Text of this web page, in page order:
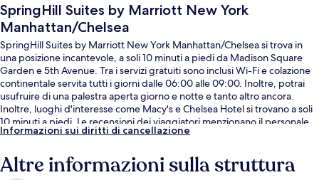
SpringHill Suites by Marriott New York
Manhattan/Chelsea
SpringHill Suites by Marriott New York Manhattan/Chelsea si trova in
una posizione incantevole, a soli 10 minuti a piedi da Madison Square
Garden e 5th Avenue. Tra i servizi gratuiti sono inclusi Wi-Fi e colazione
continentale servita tutti i giorni dalle 06:00 alle 09:00. Inoltre, potrai
usufruire di una palestra aperta giorno e notte e tanto altro ancora.
Inoltre, luoghi d'interesse come Macy's e Chelsea Hotel si trovano a soli
10 minuti a piedi. Le recensioni dei viaggiatori menzionano il personale
gentile e la colazione. Usare i mezzi pubblici è facilissimo: Stazione di 28
(Broadway) è a 4 min a piedi.
Informazioni sui diritti di cancellazione
Altre informazioni sulla struttura